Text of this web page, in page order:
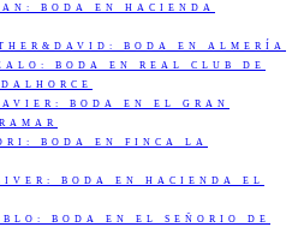
BODA EN HACIENDA
BODA EN ALMERÍA
BODA EN REAL CLUB DE
BODA EN EL GRAN
BODA EN FINCA LA
BODA EN HACIENDA EL
BODA EN EL SEÑORIO DE